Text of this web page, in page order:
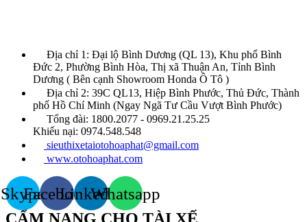
Địa chỉ 1: Đại lộ Bình Dương (QL 13), Khu phố Bình
Đức 2, Phường Bình Hòa, Thị xã Thuận An, Tỉnh Bình
Dương ( Bên cạnh Showroom Honda Ô Tô )
Địa chỉ 2: 39C QL13, Hiệp Bình Phước, Thủ Đức, Thành
phố Hồ Chí Minh (Ngay Ngã Tư Cầu Vượt Bình Phước)
Tổng đài: 1800.2077 - 0969.21.25.25
Khiếu nại: 0974.548.548
sieuthixetaiotohoaphat@gmail.com
www.otohoaphat.com
SkypeFacebookLinkedinWhatsapp